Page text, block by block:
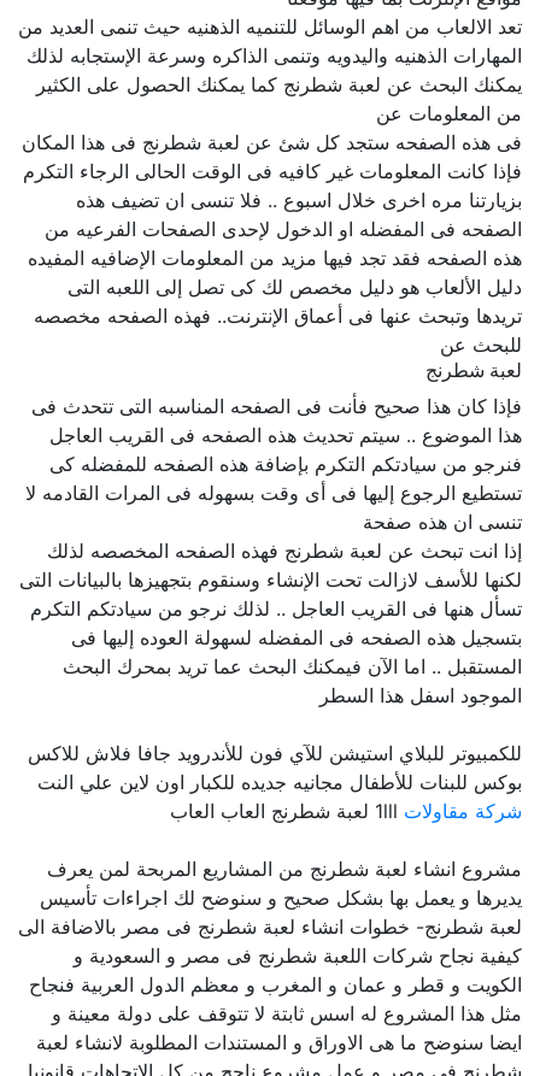
تعد الالعاب من اهم الوسائل للتنميه الذهنيه حيث تنمى العديد من
المهارات الذهنيه واليدويه وتنمى الذاكره وسرعة الإستجابه لذلك
يمكنك البحث عن لعبة شطرنج كما يمكنك الحصول على الكثير
من المعلومات عن
فى هذه الصفحه ستجد كل شئ عن لعبة شطرنج فى هذا المكان
فإذا كانت المعلومات غير كافيه فى الوقت الحالى الرجاء التكرم
بزيارتنا مره اخرى خلال اسبوع .. فلا تنسى ان تضيف هذه
الصفحه فى المفضله او الدخول لإحدى الصفحات الفرعيه من
هذه الصفحه فقد تجد فيها مزيد من المعلومات الإضافيه المفيده
دليل الألعاب هو دليل مخصص لك كى تصل إلى اللعبه التى
تريدها وتبحث عنها فى أعماق الإنترنت.. فهذه الصفحه مخصصه
للبحث عن
لعبة شطرنج
فإذا كان هذا صحيح فأنت فى الصفحه المناسبه التى تتحدث فى
هذا الموضوع .. سيتم تحديث هذه الصفحه فى القريب العاجل
فنرجو من سيادتكم التكرم بإضافة هذه الصفحه للمفضله كى
تستطيع الرجوع إليها فى أى وقت بسهوله فى المرات القادمه لا
تنسى ان هذه صفحة
إذا انت تبحث عن لعبة شطرنج فهذه الصفحه المخصصه لذلك
لكنها للأسف لازالت تحت الإنشاء وسنقوم بتجهيزها بالبيانات التى
تسأل هنها فى القريب العاجل .. لذلك نرجو من سيادتكم التكرم
بتسجيل هذه الصفحه فى المفضله لسهولة العوده إليها فى
المستقبل .. اما الآن فيمكنك البحث عما تريد بمحرك البحث
الموجود اسفل هذا السطر
للكمبيوتر للبلاي استيشن للآي فون للأندرويد جافا فلاش للاكس
بوكس للبنات للأطفال مجانيه جديده للكبار اون لاين علي النت
شركة مقاولات1lll لعبة شطرنج العاب العاب
مشروع انشاء لعبة شطرنج من المشاريع المربحة لمن يعرف
يديرها و يعمل بها بشكل صحيح و سنوضح لك اجراءات تأسيس
لعبة شطرنج- خطوات انشاء لعبة شطرنج فى مصر بالاضافة الى
كيفية نجاح شركات اللعبة شطرنج فى مصر و السعودية و
الكويت و قطر و عمان و المغرب و معظم الدول العربية فنجاح
مثل هذا المشروع له اسس ثابتة لا تتوقف على دولة معينة و
ايضا سنوضح ما هى الاوراق و المستندات المطلوبة لانشاء لعبة
شطرنج فى مصر و عمل مشروع ناجح من كل الاتجاهات قانونيا